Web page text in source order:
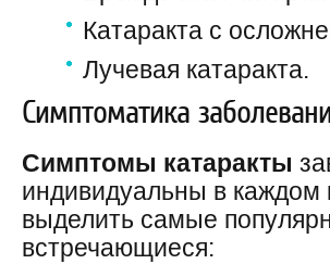
Катаракта с
Лучевая катаракта.
Симптоматика
Симптомы катаракты
индивидуальны в
выделить самые
встречающиеся: